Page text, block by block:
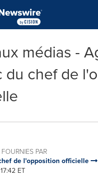
menu
médias -
du chef de
PAR
de l'opposition officielle
ET